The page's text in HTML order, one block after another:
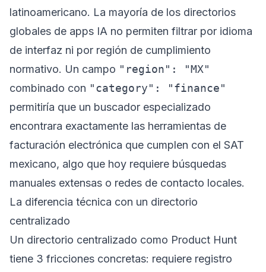
latinoamericano. La mayoría de los directorios
globales de apps IA no permiten filtrar por idioma
de interfaz ni por región de cumplimiento
normativo. Un campo "region": "MX"
combinado con "category": "finance"
permitiría que un buscador especializado
encontrara exactamente las herramientas de
facturación electrónica que cumplen con el SAT
mexicano, algo que hoy requiere búsquedas
manuales extensas o redes de contacto locales.
La diferencia técnica con un directorio
centralizado
Un directorio centralizado como Product Hunt
tiene 3 fricciones concretas: requiere registro